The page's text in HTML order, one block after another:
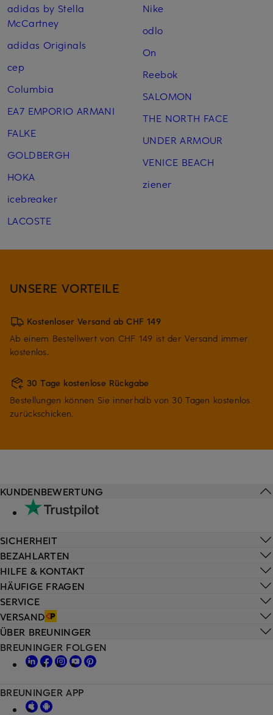
adidas by Stella
McCartney
adidas Originals
cep
Columbia
EA7 EMPORIO ARMANI
FALKE
GOLDBERGH
HOKA
icebreaker
LACOSTE
Nike
odlo
On
Reebok
SALOMON
THE NORTH FACE
UNDER ARMOUR
VENICE BEACH
ziener
UNSERE VORTEILE
Kostenloser Versand ab CHF 149
Ab einem Bestellwert von CHF 149 ist der Versand immer
kostenlos.
30 Tage kostenlose Rückgabe
Bestellungen können Sie innerhalb von 30 Tagen kostenlos
zurückschicken.
HILFE & KONTAKT
HÄUFIGE FRAGEN
SERVICE
VERSAND
KUNDENBEWERTUNG
SICHERHEIT
BEZAHLARTEN
ÜBER BREUNINGER
BREUNINGER FOLGEN
BREUNINGER APP